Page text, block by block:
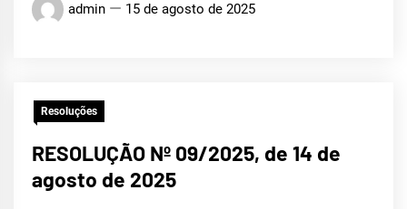
admin 15 de agosto de 2025
Resoluções
RESOLUÇÃO Nº 09/2025, de 14 de
agosto de 2025